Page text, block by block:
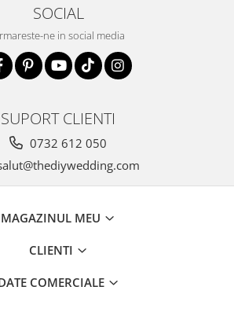
SOCIAL
ne in social media
SUPORT CLIENTI
0732 612 050
MAGAZINUL MEU
CLIENTI
COMERCIALE